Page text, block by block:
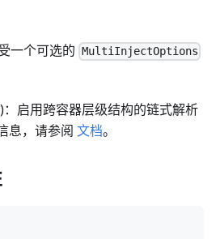
一个可选的 MultiInjectOptions
启用跨容器层级结构的链式解析
息，请参阅 文档。